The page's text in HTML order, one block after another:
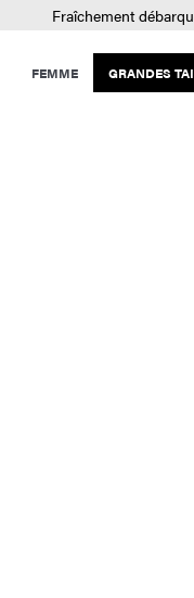
Fraîchement
FEMME GRANDES